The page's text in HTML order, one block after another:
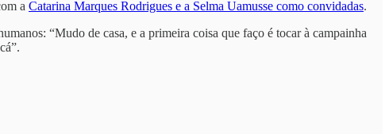
a Catarina Marques Rodrigues e a Selma Uamusse como convidadas.
“Mudo de casa, e a primeira coisa que faço é tocar à campainha